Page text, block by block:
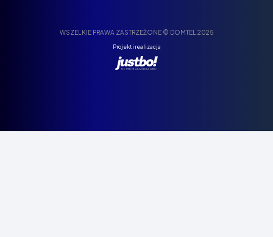
WSZELKIE PRAWA ZASTRZEŻONE © DOMTEL 2025
Projekt i realizacja